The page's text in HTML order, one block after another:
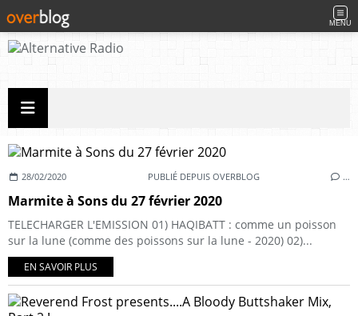
MENU
28/02/2020 PUBLIÉ DEPUIS OVERBLOG …
Marmite à Sons du 27 février 2020
TELECHARGER L'EMISSION 01) HAQIBATT : comme un poisson
sur la lune (comme des poissons sur la lune - 2020) 02)...
EN SAVOIR PLUS